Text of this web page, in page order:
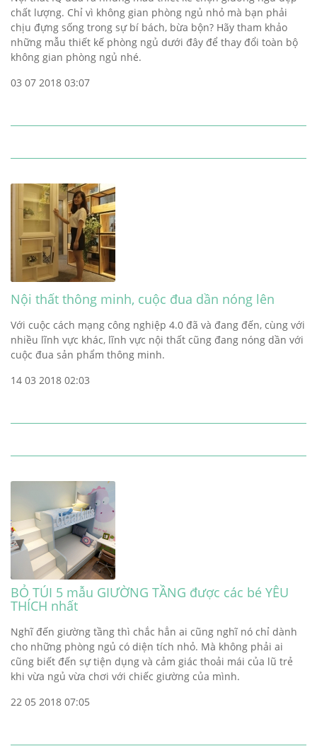
chất lượng. Chỉ vì không gian phòng ngủ nhỏ mà bạn phải
chịu đựng sống trong sự bí bách, bừa bộn? Hãy tham khảo
những mẫu thiết kế phòng ngủ dưới đây để thay đổi toàn bộ
không gian phòng ngủ nhé.
03 07 2018 03:07
Nội thất thông minh, cuộc đua dần nóng lên
Với cuộc cách mạng công nghiệp 4.0 đã và đang đến, cùng với
nhiều lĩnh vực khác, lĩnh vực nội thất cũng đang nóng dần với
cuộc đua sản phẩm thông minh.
14 03 2018 02:03
BỎ TÚI 5 mẫu GIƯỜNG TẦNG được các bé YÊU
THÍCH nhất
Nghĩ đến giường tầng thì chắc hẳn ai cũng nghĩ nó chỉ dành
cho những phòng ngủ có diện tích nhỏ. Mà không phải ai
cũng biết đến sự tiện dụng và cảm giác thoải mái của lũ trẻ
khi vừa ngủ vừa chơi với chiếc giường của mình.
22 05 2018 07:05